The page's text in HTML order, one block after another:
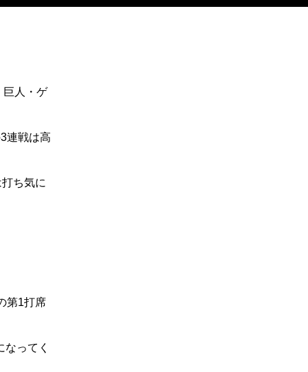
人・ゲ
連戦は高
ち気に
第1打席
ってく